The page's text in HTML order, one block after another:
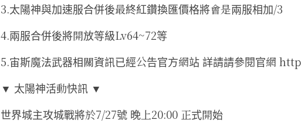
3.太陽神與加速服合併後最終紅鑽換匯價格將會是兩服相加/3
4.兩服合併後將開放等級Lv64~72等
5.宙斯魔法武器相關資訊已經公告官方網站 詳請請參閱官網
▼ 太陽神活動快訊 ▼
世界城主攻城戰將於7/27號 晚上20:00 正式開始